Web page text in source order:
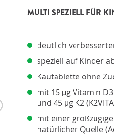
MULTI SPEZIELL FÜR
deutlich
speziell auf Kinder
Kautablette ohne
mit 15 μg Vitamin
und 45 μg K2
mit einer
natürlicher Quelle